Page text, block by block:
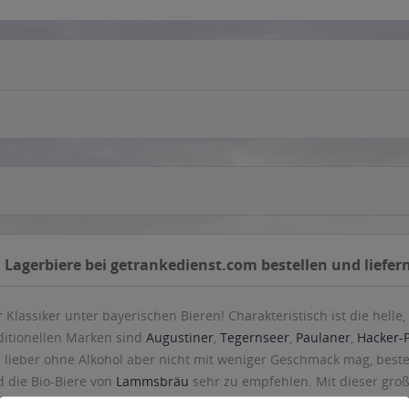
Lagerbiere bei getrankedienst.com bestellen und
Klassiker unter bayerischen Bieren! Charakteristisch ist die
Marken sind Augustiner, Tegernseer, Paulaner, Hacker-
lieber ohne Alkohol aber nicht mit weniger Geschmack mag,
die Bio-Biere von Lammsbräu sehr zu empfehlen. Mit dieser
etwas für Ihren Geschmack liefern können. Viel Spaß beim